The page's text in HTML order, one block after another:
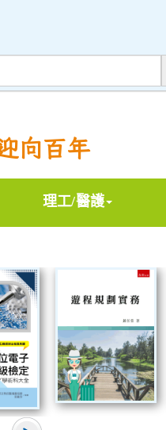
向百年
理工/醫護